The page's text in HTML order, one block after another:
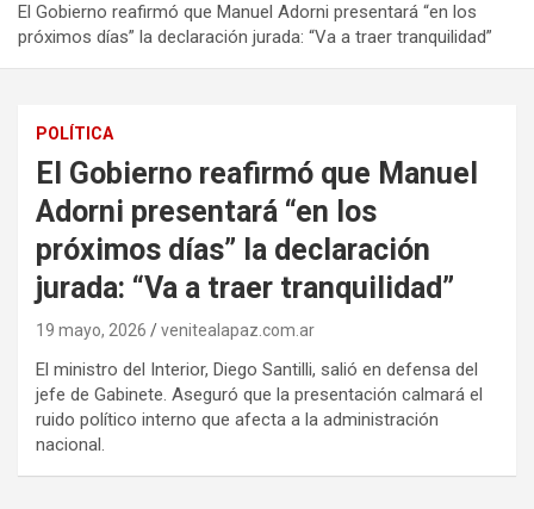
El Gobierno reafirmó que Manuel Adorni presentará “en los
próximos días” la declaración jurada: “Va a traer tranquilidad”
POLÍTICA
El Gobierno reafirmó que Manuel
Adorni presentará “en los
próximos días” la declaración
jurada: “Va a traer tranquilidad”
19 mayo, 2026 venitealapaz.com.ar
El ministro del Interior, Diego Santilli, salió en defensa del
jefe de Gabinete. Aseguró que la presentación calmará el
ruido político interno que afecta a la administración
nacional.